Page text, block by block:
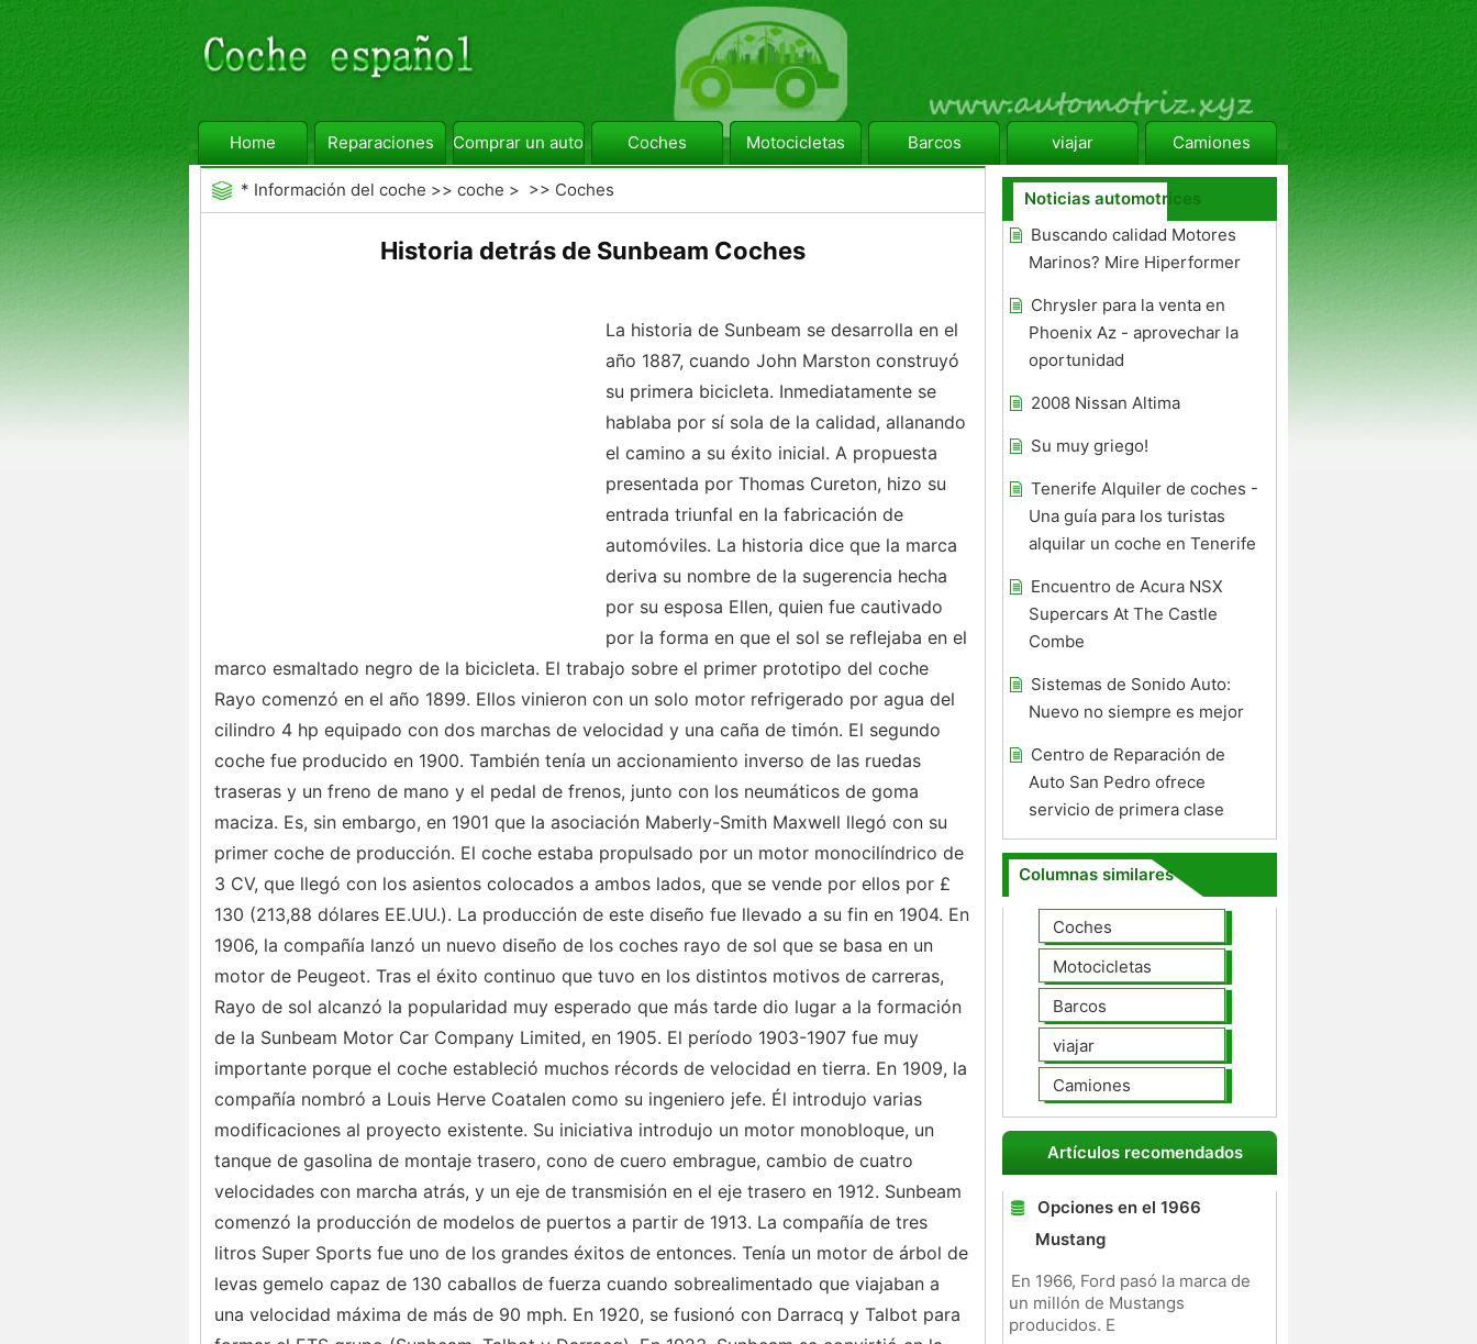
Home Reparaciones Comprar un automóvil Coches Motocicletas Barcos viajar Camiones
* Información del coche >> coche > >> Coches
Historia detrás de Sunbeam Coches
La historia de Sunbeam se desarrolla en el
año 1887, cuando John Marston construyó
su primera bicicleta. Inmediatamente se
hablaba por sí sola de la calidad, allanando
el camino a su éxito inicial. A propuesta
presentada por Thomas Cureton, hizo su
entrada triunfal en la fabricación de
automóviles. La historia dice que la marca
deriva su nombre de la sugerencia hecha
por su esposa Ellen, quien fue cautivado
por la forma en que el sol se reflejaba en el
marco esmaltado negro de la bicicleta. El trabajo sobre el primer prototipo del coche
Rayo comenzó en el año 1899. Ellos vinieron con un solo motor refrigerado por agua del
cilindro 4 hp equipado con dos marchas de velocidad y una caña de timón. El segundo
coche fue producido en 1900. También tenía un accionamiento inverso de las ruedas
traseras y un freno de mano y el pedal de frenos, junto con los neumáticos de goma
maciza. Es, sin embargo, en 1901 que la asociación Maberly-Smith Maxwell llegó con su
primer coche de producción. El coche estaba propulsado por un motor monocilíndrico de
3 CV, que llegó con los asientos colocados a ambos lados, que se vende por ellos por £
130 (213,88 dólares EE.UU.). La producción de este diseño fue llevado a su fin en 1904. En
1906, la compañía lanzó un nuevo diseño de los coches rayo de sol que se basa en un
motor de Peugeot. Tras el éxito continuo que tuvo en los distintos motivos de carreras,
Rayo de sol alcanzó la popularidad muy esperado que más tarde dio lugar a la formación
de la Sunbeam Motor Car Company Limited, en 1905. El período 1903-1907 fue muy
importante porque el coche estableció muchos récords de velocidad en tierra. En 1909, la
compañía nombró a Louis Herve Coatalen como su ingeniero jefe. Él introdujo varias
modificaciones al proyecto existente. Su iniciativa introdujo un motor monobloque, un
tanque de gasolina de montaje trasero, cono de cuero embrague, cambio de cuatro
velocidades con marcha atrás, y un eje de transmisión en el eje trasero en 1912. Sunbeam
comenzó la producción de modelos de puertos a partir de 1913. La compañía de tres
litros Super Sports fue uno de los grandes éxitos de entonces. Tenía un motor de árbol de
levas gemelo capaz de 130 caballos de fuerza cuando sobrealimentado que viajaban a
una velocidad máxima de más de 90 mph. En 1920, se fusionó con Darracq y Talbot para
Noticias automotrices
Buscando calidad Motores
Marinos? Mire Hiperformer
Chrysler para la venta en
Phoenix Az - aprovechar la
oportunidad
2008 Nissan Altima
Su muy griego!
Tenerife Alquiler de coches -
Una guía para los turistas
alquilar un coche en Tenerife
Encuentro de Acura NSX
Supercars At The Castle
Combe
Sistemas de Sonido Auto:
Nuevo no siempre es mejor
Centro de Reparación de
Auto San Pedro ofrece
servicio de primera clase
Columnas similares
Coches
Motocicletas
Barcos
viajar
Camiones
Artículos recomendados
Opciones en el 1966
Mustang
En 1966, Ford pasó la marca de
un millón de Mustangs
producidos. E